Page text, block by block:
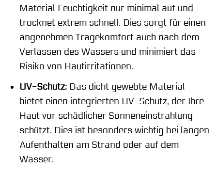
Material Feuchtigkeit nur minimal auf und
trocknet extrem schnell. Dies sorgt für einen
angenehmen Tragekomfort auch nach dem
Verlassen des Wassers und minimiert das
Risiko von Hautirritationen.
UV-Schutz:Das dicht gewebte Material
bietet einen integrierten UV-Schutz, der Ihre
Haut vor schädlicher Sonneneinstrahlung
schützt. Dies ist besonders wichtig bei langen
Aufenthalten am Strand oder auf dem
Wasser.